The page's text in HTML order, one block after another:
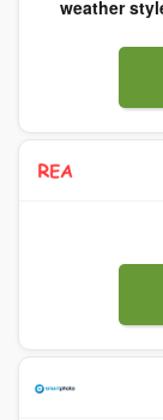
weather